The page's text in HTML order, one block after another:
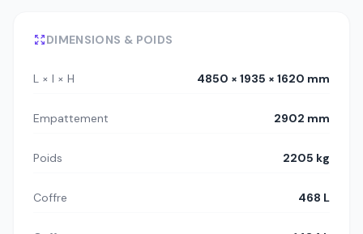
DIMENSIONS & POIDS
L × l × H 4850 × 1935 × 1620 mm
Empattement 2902 mm
Poids 2205 kg
Coffre 468 L